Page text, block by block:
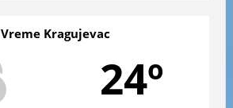
Vreme Kragujevac
24º